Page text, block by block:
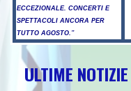
ECCEZIONALE. CONCERTI E
SPETTACOLI ANCORA PER
TUTTO AGOSTO.”
ULTIME